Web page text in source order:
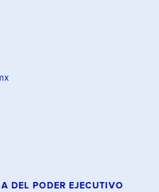
DEL PODER EJECUTIVO